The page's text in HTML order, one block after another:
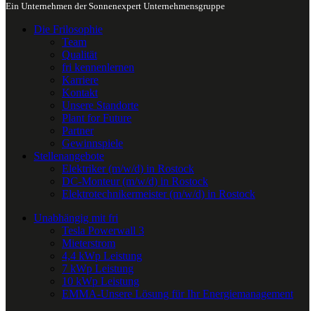
Ein Unternehmen der Sonnenexpert Unternehmensgruppe
Die Frilosophie
Team
Qualität
fri kennenlernen
Karriere
Kontakt
Unsere Standorte
Plant for Future
Partner
Gewinnspiele
Stellenangebote
Elektriker (m/w/d) in Rostock
DC-Monteur (m/w/d) in Rostock
Elektrotechnikermeister (m/w/d) in Rostock
Unabhängig mit fri
Tesla Powerwall 3
Mieterstrom
4,4 kWp Leistung
7 kWp Leistung
10 kWp Leistung
EMMA-Unsere Lösung für Ihr Energiemanagement